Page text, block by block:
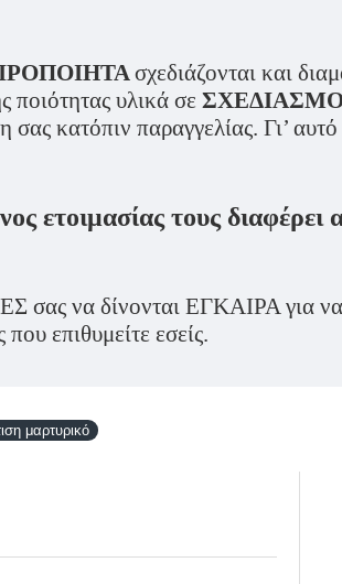
σχεδιάζονται και
ποιότητας υλικά σε
κατόπιν παραγγελίας. Γι’
ετοιμασίας τους
να δίνονται ΕΓΚΑΙΡΑ για να
επιθυμείτε εσείς.
μαρτυρικό